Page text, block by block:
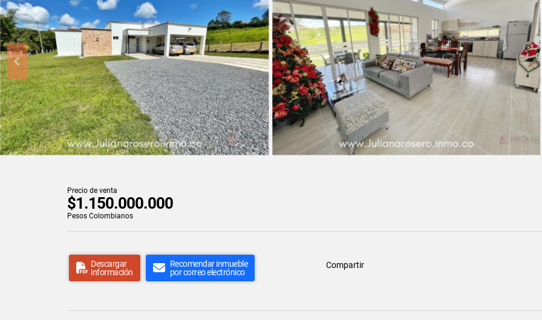
Precio de venta
$1.150.000.000
Pesos Colombianos
Descargar
información
Recomendar inmueble
por correo electrónico
Compartir